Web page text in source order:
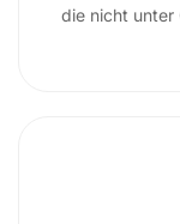
die nicht unter